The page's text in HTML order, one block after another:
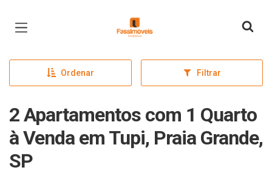
Página inicial
Ordenar Filtrar
2 Apartamentos com 1 Quarto
à Venda em Tupi, Praia Grande,
SP